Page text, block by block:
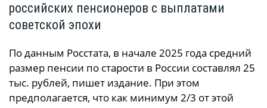
российских пенсионеров с выплатами
советской эпохи
По данным Росстата, в начале 2025 года средний
размер пенсии по старости в России составлял 25
тыс. рублей, пишет издание. При этом
предполагается, что как минимум 2/3 от этой